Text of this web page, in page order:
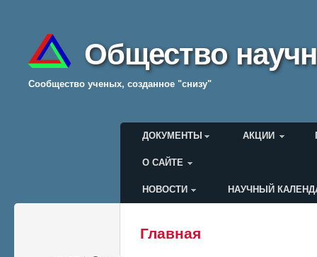
Общество
Cообщество ученых, созданное "снизу"
Главное меню
ДОКУМЕНТЫ АКЦИИ
О САЙТЕ
Меню пользователя
НОВОСТИ НАУЧНЫЙ
Вы здесь
Главная